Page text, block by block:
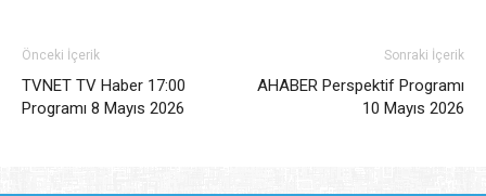
Önceki İçerik
TVNET TV Haber 17:00
Programı 8 Mayıs 2026
Sonraki İçerik
AHABER Perspektif Programı
10 Mayıs 2026